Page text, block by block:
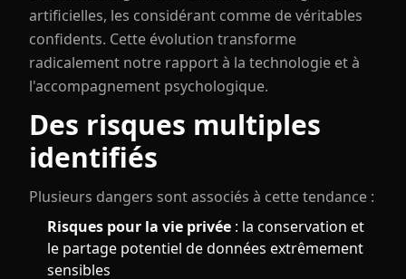
artificielles, les considérant comme de véritables
confidents. Cette évolution transforme
radicalement notre rapport à la technologie et à
l'accompagnement psychologique.
Des risques multiples
identifiés
Plusieurs dangers sont associés à cette tendance :
Risques pour la vie privée : la conservation et
le partage potentiel de données extrêmement
sensibles